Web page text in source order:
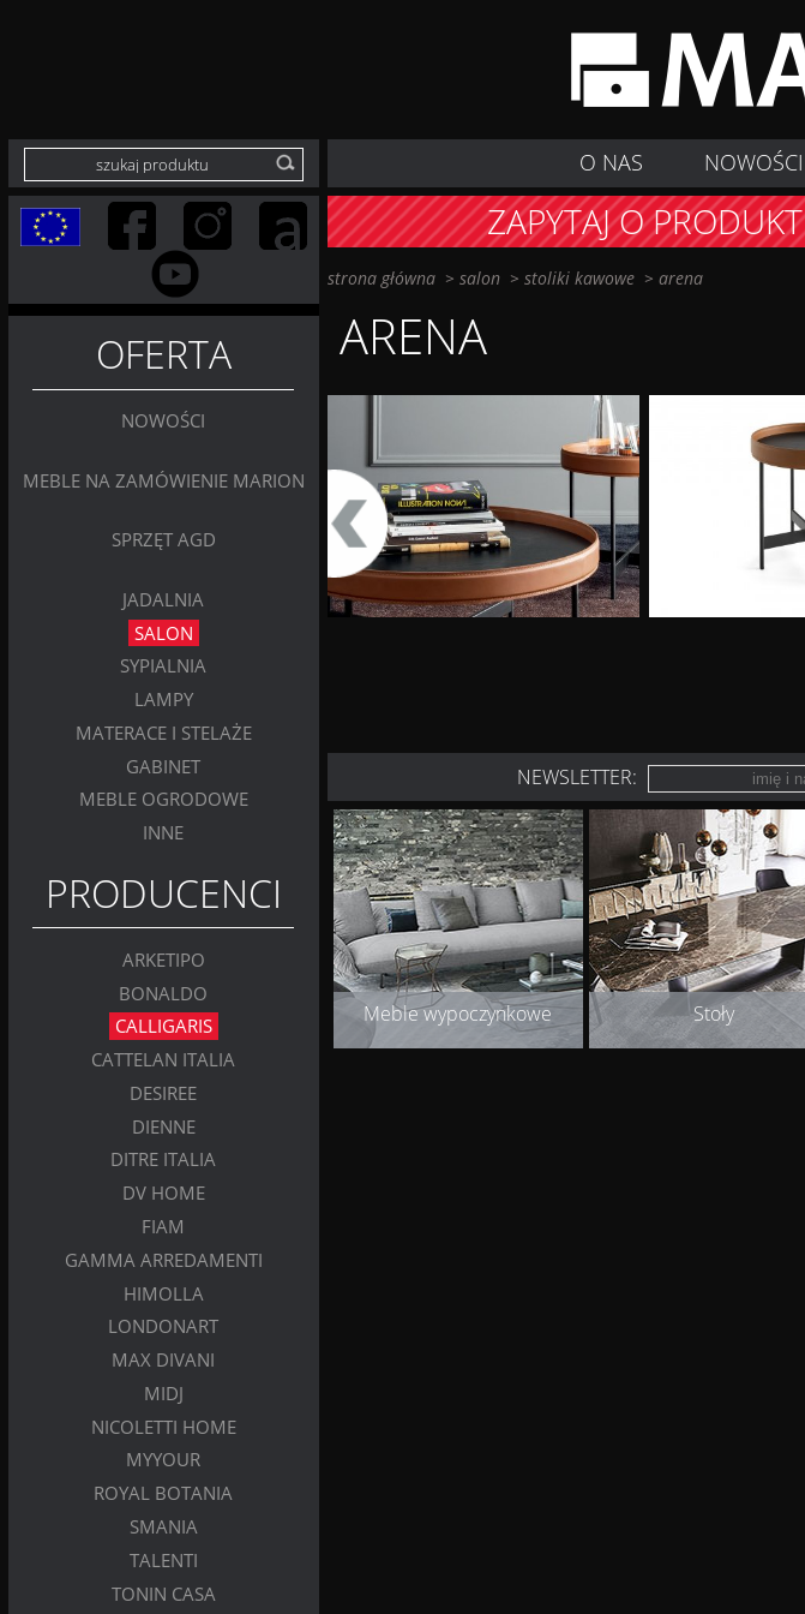
O NAS NOWOŚCI
OFERTA
NOWOŚCI
MEBLE NA ZAMÓWIENIE MARION
SPRZĘT AGD
JADALNIA
SALON
SYPIALNIA
LAMPY
MATERACE I STELAŻE
GABINET
MEBLE OGRODOWE
INNE
PRODUCENCI
ARKETIPO
BONALDO
CALLIGARIS
CATTELAN ITALIA
DESIREE
DIENNE
DITRE ITALIA
DV HOME
FIAM
GAMMA ARREDAMENTI
HIMOLLA
LONDONART
MAX DIVANI
MIDJ
NICOLETTI HOME
MYYOUR
ROYAL BOTANIA
SMANIA
TALENTI
TONIN CASA
ZAPYTAJ O PRODUKT
strona główna> salon> stoliki kawowe> arena
ARENA
NEWSLETTER:
Meble wypoczynkowe Stoły